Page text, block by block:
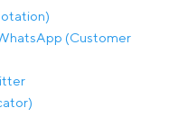
(Customer